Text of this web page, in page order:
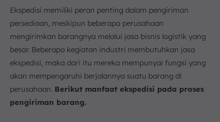
Ekspedisi memiliki peran penting dalam pengiriman
persediaan, meskipun beberapa perusahaan
mengirimkan barangnya melalui jasa bisnis logistik yang
besar. Beberapa kegiatan industri membutuhkan jasa
ekspedisi, maka dari itu mereka mempunyai fungsi yang
akan mempengaruhi berjalannya suatu barang di
perusahaan. Berikut manfaat ekspedisi pada proses
pengiriman barang.